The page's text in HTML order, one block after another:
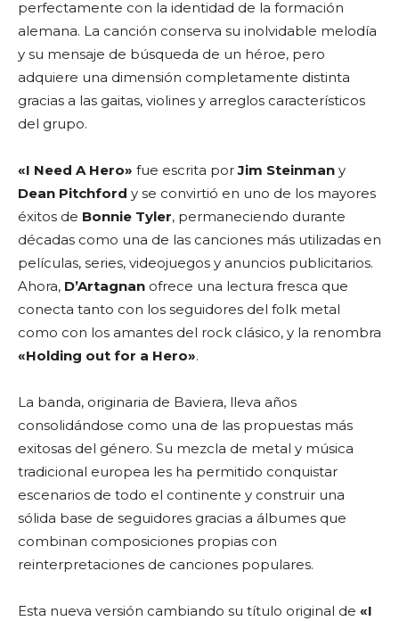
perfectamente con la identidad de la formación
alemana. La canción conserva su inolvidable melodía
y su mensaje de búsqueda de un héroe, pero
adquiere una dimensión completamente distinta
gracias a las gaitas, violines y arreglos característicos
del grupo.
«I Need A Hero» fue escrita porJim Steinman y
Dean Pitchford y se convirtió en uno de los mayores
éxitos de Bonnie Tyler, permaneciendo durante
décadas como una de las canciones más utilizadas en
películas, series, videojuegos y anuncios publicitarios.
Ahora, D’Artagnan ofrece una lectura fresca que
conecta tanto con los seguidores del folk metal
como con los amantes del rock clásico, y la renombra
«Holding out for a Hero».
La banda, originaria de Baviera, lleva años
consolidándose como una de las propuestas más
exitosas del género. Su mezcla de metal y música
tradicional europea les ha permitido conquistar
escenarios de todo el continente y construir una
sólida base de seguidores gracias a álbumes que
combinan composiciones propias con
reinterpretaciones de canciones populares.
Esta nueva versión cambiando su título original de «I